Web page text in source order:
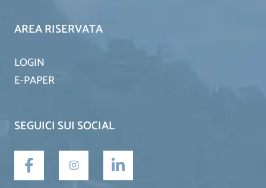
AREA RISERVATA
LOGIN
E-PAPER
SEGUICI SUI SOCIAL